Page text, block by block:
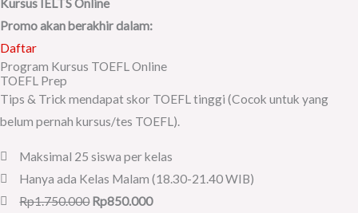
Kursus IELTS Online
Promo akan berakhir dalam:
Daftar
Program Kursus TOEFL Online
TOEFL Prep
Tips & Trick mendapat skor TOEFL tinggi (Cocok untuk yang
belum pernah kursus/tes TOEFL).
Maksimal 25 siswa per kelas
Hanya ada Kelas Malam (18.30-21.40 WIB)
Rp1.750.000 Rp850.000